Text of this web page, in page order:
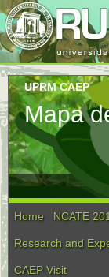
UPRM CAEP
Mapa
Home NCATE
Research and
CAEP Visit